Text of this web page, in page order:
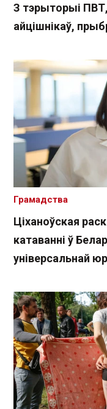
З тэрыторыі ПВТ,
айцішнікаў,
Ціханоўская
катаванні ў
універсальнай
Грамадства